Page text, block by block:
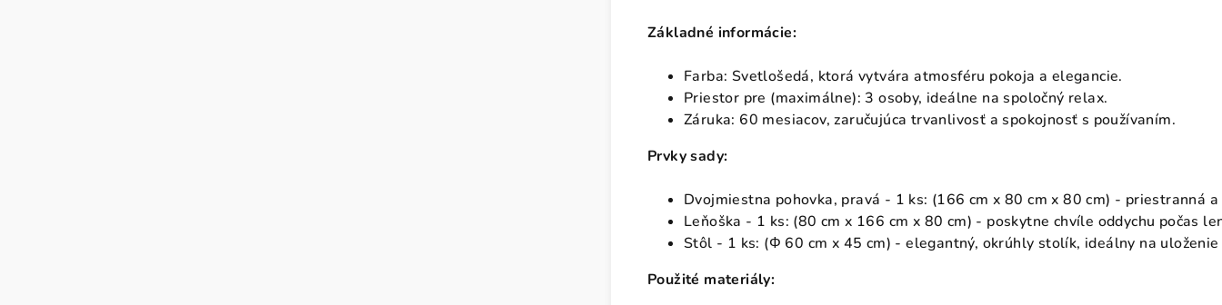
Základné informácie:
Farba: Svetlošedá, ktorá vytvára atmosféru pokoja a elegancie.
Priestor pre (maximálne): 3 osoby, ideálne na spoločný relax.
Záruka: 60 mesiacov, zaručujúca trvanlivosť a spokojnosť s používaním.
Prvky sady:
Dvojmiestna pohovka, pravá - 1 ks: (166 cm x 80 cm x 80 cm) - priestranná
Leňoška - 1 ks: (80 cm x 166 cm x 80 cm) - poskytne chvíle oddychu počas
Stôl - 1 ks: (Φ 60 cm x 45 cm) - elegantný, okrúhly stolík, ideálny na
Použité materiály: